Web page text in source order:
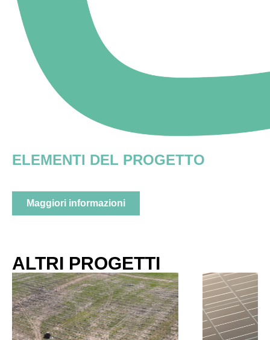
ELEMENTI DEL PROGETTO
Maggiori informazioni
ALTRI PROGETTI